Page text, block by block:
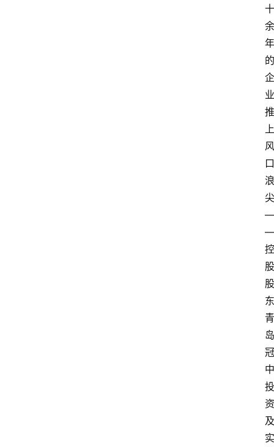
十
余
年
的
企
业
推
上
风
口
浪
尖
—
—
控
股
股
东
青
岛
冠
中
投
资
及
实